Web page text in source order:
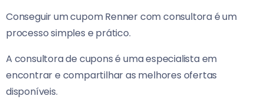
Conseguir um cupom Renner com consultora é um
processo simples e prático.
A consultora de cupons é uma especialista em
encontrar e compartilhar as melhores ofertas
disponíveis.